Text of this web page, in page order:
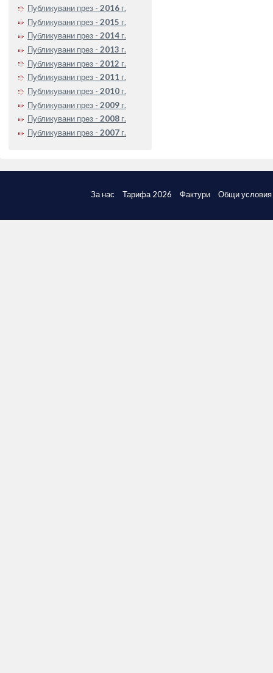
Публикувани през - 2016 г.
Публикувани през - 2015 г.
Публикувани през - 2014 г.
Публикувани през - 2013 г.
Публикувани през - 2012 г.
Публикувани през - 2011 г.
Публикувани през - 2010 г.
Публикувани през - 2009 г.
Публикувани през - 2008 г.
Публикувани през - 2007 г.
За нас Тарифа 2026 Фактури Общи условия